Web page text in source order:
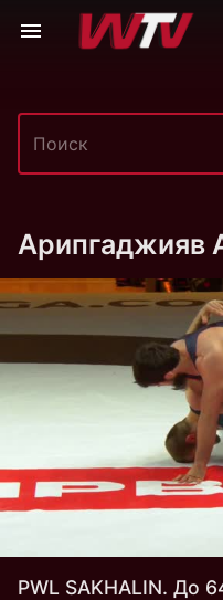
Арипгаджияв
PWL SAKHALIN. До